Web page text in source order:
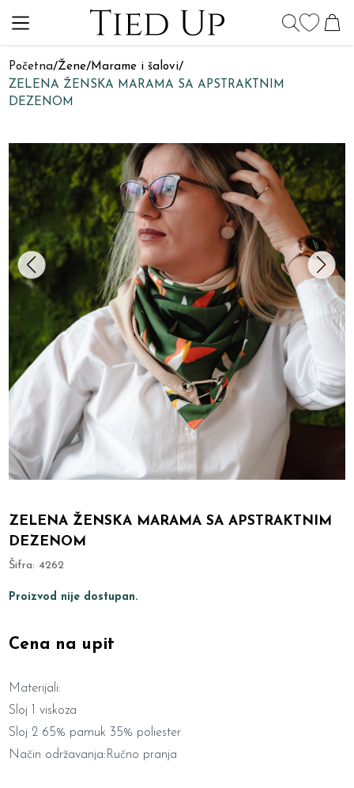
Početna/Žene/Marame i šalovi/
ZELENA ŽENSKA MARAMA SA APSTRAKTNIM
DEZENOM
ZELENA ŽENSKA MARAMA SA APSTRAKTNIM
DEZENOM
Šifra:4262
Proizvod nije dostupan.
Cena na upit
Materijali:
Sloj 1 viskoza
Sloj 2 65% pamuk 35% poliester
Način održavanja:Ručno pranja